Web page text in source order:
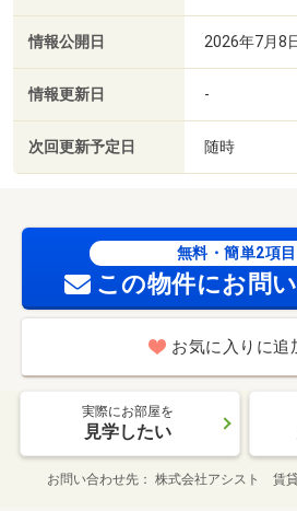
情報公開日 2026年7月8
情報更新日 -
次回更新予定日 随時
無料・簡単2項目
この物件にお問
お気に入りに追
実際にお部屋を
見学したい
お問い合わせ先 株式会社アシスト 賃